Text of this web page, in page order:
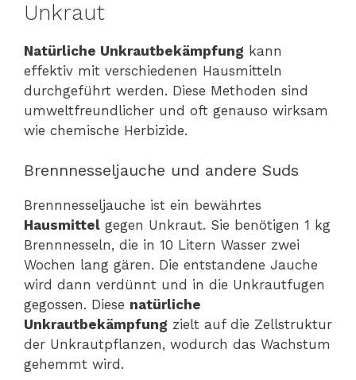
Unkraut
Natürliche Unkrautbekämpfung kann
effektiv mit verschiedenen Hausmitteln
durchgeführt werden. Diese Methoden sind
umweltfreundlicher und oft genauso wirksam
wie chemische Herbizide.
Brennnesseljauche und andere Suds
Brennnesseljauche ist ein bewährtes
Hausmittel gegen Unkraut. Sie benötigen 1 kg
Brennnesseln, die in 10 Litern Wasser zwei
Wochen lang gären. Die entstandene Jauche
wird dann verdünnt und in die Unkrautfugen
gegossen. Diese natürliche
Unkrautbekämpfung zielt auf die Zellstruktur
der Unkrautpflanzen, wodurch das Wachstum
gehemmt wird.